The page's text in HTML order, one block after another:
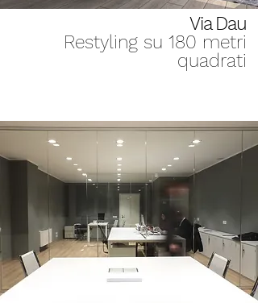
Via Dau
Restyling su 180 metri
quadrati